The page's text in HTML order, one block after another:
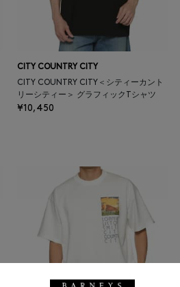
CITY COUNTRY CITY
CITY COUNTRY CITY＜シティーカント
リーシティー＞ グラフィックTシャツ
¥10,450